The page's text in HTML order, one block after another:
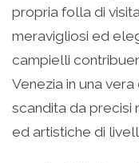
propria folla di
meravigliosi ed
campielli
Venezia in una
scandita da precisi
ed artistiche di